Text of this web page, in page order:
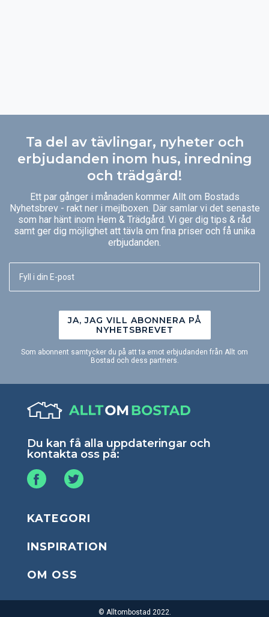
Ta del av tävlingar, nyheter och
erbjudanden inom hus, inredning
och trädgård!
Ett par gånger i månaden kommer Allt om Bostads
Nyhetsbrev - rakt ner i mejlboxen. Där samlar vi det senaste
som har hänt inom Hem & Trädgård. Vi ger dig tips & råd
samt ger dig möjlighet att tävla om fina priser och få unika
erbjudanden.
JA, JAG VILL ABONNERA PÅ
NYHETSBREVET
Som abonnent samtycker du på att ta emot erbjudanden från Allt om
Bostad och dess partners.
Du kan få alla uppdateringar och
kontakta oss på:
KATEGORI
INSPIRATION
OM OSS
© Alltombostad 2022.